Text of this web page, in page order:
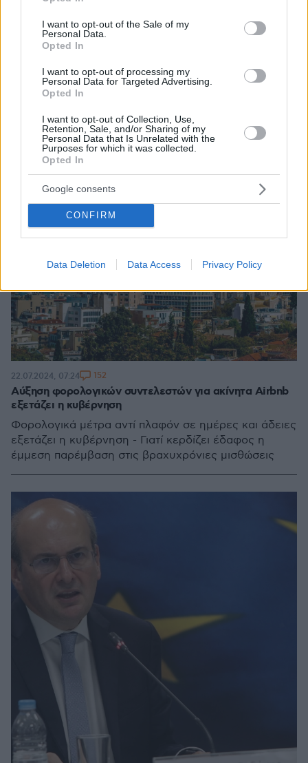
use your data for below specified purposes in below Google
consent section.
I want to opt-out of the Sale of my
Personal Data.
Opted In
I want to opt-out of processing my
Personal Data for Targeted Advertising.
Opted In
I want to opt-out of Collection, Use,
Retention, Sale, and/or Sharing of my
Personal Data that Is Unrelated with the
Purposes for which it was collected.
Opted In
Google consents
CONFIRM
Data Deletion Data Access Privacy Policy
ρυθμοί ανάπτυξης απέφεραν πρωτογενές πλεόνασμα
για το 2024 2,4% του ΑΕΠ αντί αρχικής πρόβλεψης
για 2,1%.
Αύξηση φορολογικών συντελεστών για ακίνητα Airbnb
εξετάζει η κυβέρνηση
Φορολογικά μέτρα αντί πλαφόν σε ημέρες και άδειες
εξετάζει η κυβέρνηση - Γιατί κερδίζει έδαφος η
έμμεση παρέμβαση στις βραχυχρόνιες μισθώσεις
22.07.2024, 07:24 152